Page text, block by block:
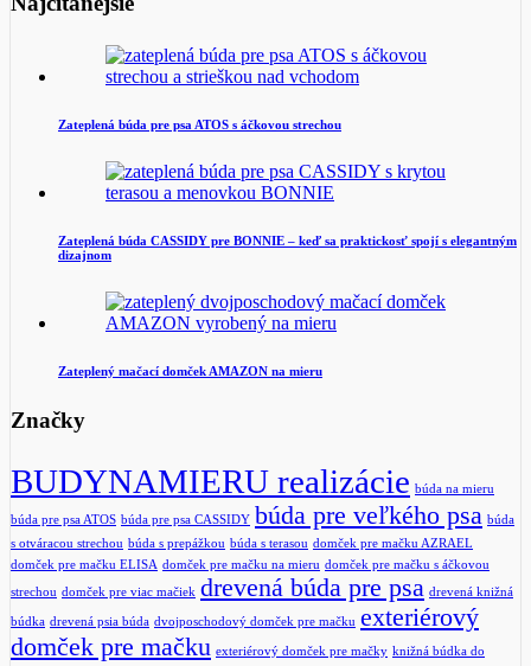
Zateplená búda pre psa ATOS s áčkovou strechou
Zateplená búda CASSIDY pre BONNIE – keď sa praktickosť spojí s elegantným
dizajnom
Zateplený mačací domček AMAZON na mieru
Značky
BUDYNAMIERU realizácie búda na mieru
búda pre psa ATOS búda pre psa CASSIDY búda pre veľkého psa búda
s otváracou strechou búda s prepážkou búda s terasou domček pre mačku AZRAEL
domček pre mačku ELISA domček pre mačku na mieru domček pre mačku s áčkovou
strechou domček pre viac mačiek drevená búda pre psa drevená knižná
búdka drevená psia búda dvojposchodový domček pre mačku exteriérový
domček pre mačku exteriérový domček pre mačky knižná búdka do